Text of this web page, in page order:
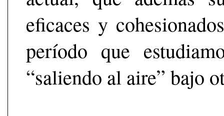
eficaces y
período que
“saliendo al aire” bajo